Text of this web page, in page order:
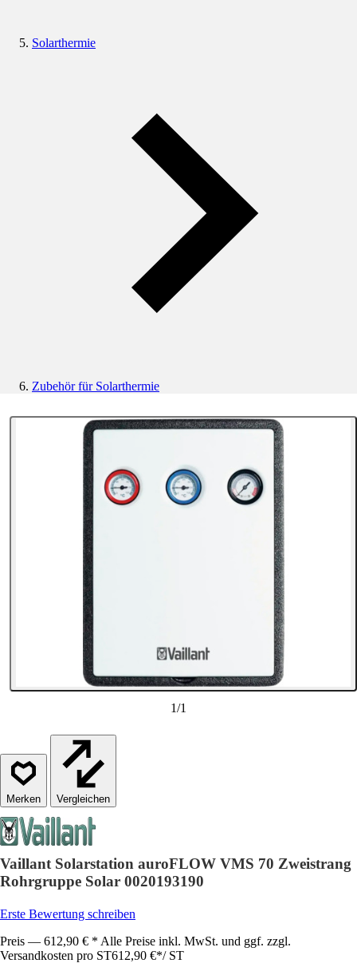
Solarthermie
Zubehör für Solarthermie
1/1
Vergleichen
Vaillant Solarstation auroFLOW VMS 70 Zweistrang
Rohrgruppe Solar 0020193190
Erste Bewertung schreiben
Preis — 612,90 € * Alle Preise inkl. MwSt. und ggf. zzgl.
Versandkosten pro ST612,90 €*/ ST